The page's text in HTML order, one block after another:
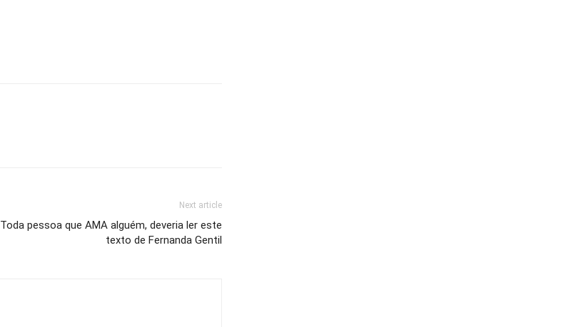
Next article
Toda pessoa que AMA alguém, deveria ler este
texto de Fernanda Gentil